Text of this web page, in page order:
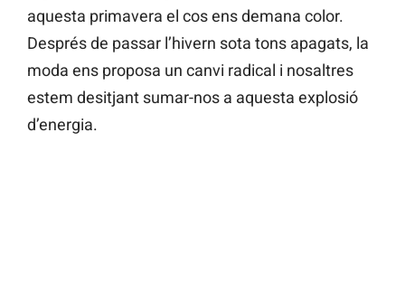
aquesta primavera el cos ens demana color.
Després de passar l’hivern sota tons apagats, la
moda ens proposa un canvi radical i nosaltres
estem desitjant sumar-nos a aquesta explosió
d’energia.